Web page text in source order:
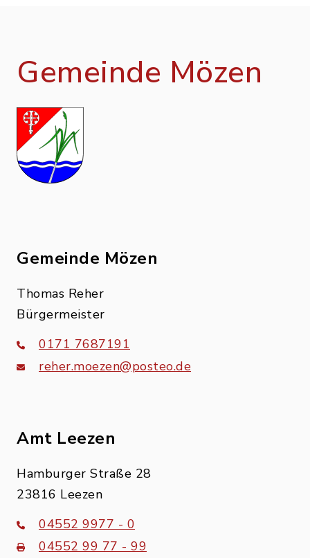
Gemeinde Mözen
Gemeinde Mözen
Thomas Reher
Bürgermeister
0171 7687191
reher.moezen@posteo.de
Amt Leezen
Hamburger Straße 28
23816 Leezen
04552 9977 - 0
04552 99 77 - 99